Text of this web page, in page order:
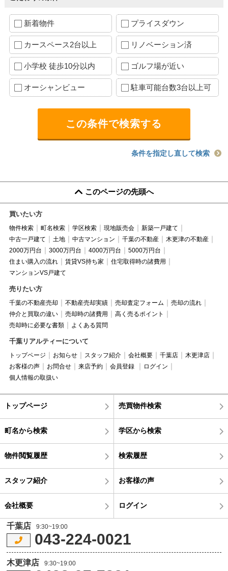
新着物件 プライスダウン
カースペース2台以上 リノベーション済
小学校 徒歩10分以内 ゴルフ場が近い
オーシャンビュー 駐車可能台数3台以上可
条件を指定し直して検索
このページの先頭へ
買いたい方
物件検索 町名検索 学区検索 現地販売会
新築一戸建て
中古一戸建て
土地 中古マンション 千葉の不動産
木更津の不動産
2000万円台
3000万円台 4000万円台
5000万円台
住まい購入の流れ
賃貸VS持ち家
住宅取得時の諸費用
マンションVS戸建て
売りたい方
千葉の不動産売却 不動産売却実績 売却査定フォーム
売却の流れ
仲介と買取の違い
売却時の諸費用
高く売るポイント
売却時に必要な書類
よくある質問
千葉リアルティーについて
トップページ お知らせ スタッフ紹介 会社概要 千葉店
木更津店
お客様の声
お問合せ 来店予約 会員登録
ログイン
個人情報の取扱い
トップページ 売買物件検索
町名から検索 学区から検索
物件閲覧履歴 検索履歴
スタッフ紹介 お客様の声
会社概要 ログイン
千葉店 9:30~19:00
043-224-0021
木更津店 9:30~19:00